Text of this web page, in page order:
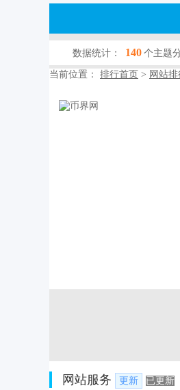
数据统计： 140 个主题
当前位置： 排行首页 > 网站排
网站服务 更新 已更新